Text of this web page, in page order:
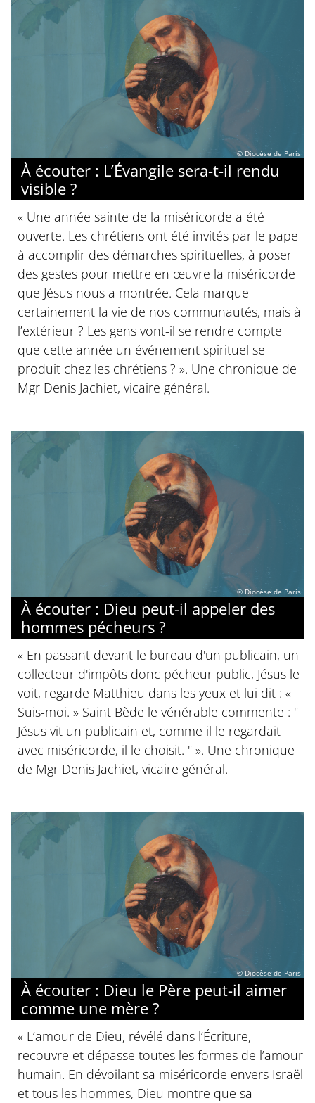
© Diocèse de Paris
À écouter : L’Évangile sera-t-il rendu
visible ?
« Une année sainte de la miséricorde a été
ouverte. Les chrétiens ont été invités par le pape
à accomplir des démarches spirituelles, à poser
des gestes pour mettre en œuvre la miséricorde
que Jésus nous a montrée. Cela marque
certainement la vie de nos communautés, mais à
l’extérieur ? Les gens vont-il se rendre compte
que cette année un événement spirituel se
produit chez les chrétiens ? ». Une chronique de
Mgr Denis Jachiet, vicaire général.
© Diocèse de Paris
À écouter : Dieu peut-il appeler des
hommes pécheurs ?
« En passant devant le bureau d'un publicain, un
collecteur d'impôts donc pécheur public, Jésus le
voit, regarde Matthieu dans les yeux et lui dit : «
Suis-moi. » Saint Bède le vénérable commente : "
Jésus vit un publicain et, comme il le regardait
avec miséricorde, il le choisit. " ». Une chronique
de Mgr Denis Jachiet, vicaire général.
© Diocèse de Paris
À écouter : Dieu le Père peut-il aimer
comme une mère ?
« L’amour de Dieu, révélé dans l’Écriture,
recouvre et dépasse toutes les formes de l’amour
humain. En dévoilant sa miséricorde envers Israël
et tous les hommes, Dieu montre que sa